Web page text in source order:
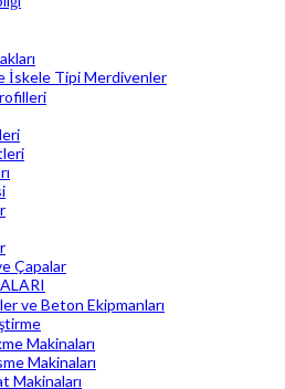
İskele Tipi Merdivenler
Çapalar
ve Beton Ekipmanları
Makinaları
Makinaları
Makinaları